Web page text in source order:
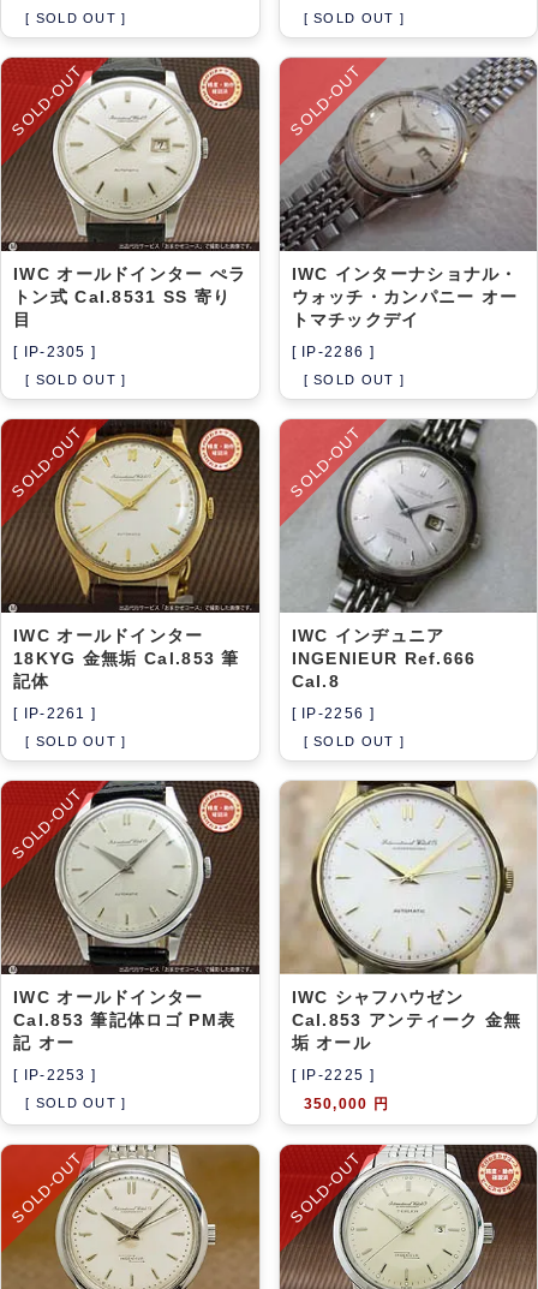
[ SOLD OUT ] [ SOLD OUT ]
SOLD-OUT
IWC オールドインター ぺラ
トン式 Cal.8531 SS 寄り
目
[ IP-2305 ]
[ SOLD OUT ]
SOLD-OUT
IWC インターナショナル・
ウォッチ・カンパニー オー
トマチックデイ
[ IP-2286 ]
[ SOLD OUT ]
SOLD-OUT
IWC オールドインター
18KYG 金無垢 Cal.853 筆
記体
[ IP-2261 ]
[ SOLD OUT ]
SOLD-OUT
IWC インヂュニア
INGENIEUR Ref.666
Cal.8
[ IP-2256 ]
[ SOLD OUT ]
SOLD-OUT
IWC オールドインター
Cal.853 筆記体ロゴ PM表
記 オー
[ IP-2253 ]
[ SOLD OUT ]
IWC シャフハウゼン
Cal.853 アンティーク 金無
垢 オール
[ IP-2225 ]
350,000 円
SOLD-OUT SOLD-OUT